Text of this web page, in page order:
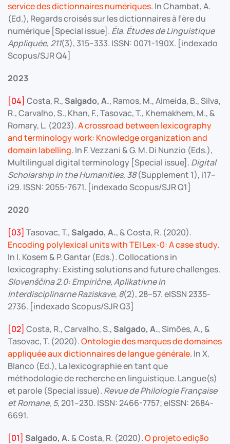
service des dictionnaires numériques. In Chambat, A.
(Ed.), Regards croisés sur les dictionnaires à l’ère du
numérique [Special issue]. Éla. Études de Linguistique
Appliquée, 211(3), 315–333. ISSN: 0071-190X. [indexado
Scopus/SJR Q4]
2023
[04] Costa, R., Salgado, A., Ramos, M., Almeida, B., Silva,
R., Carvalho, S., Khan, F., Tasovac, T., Khemakhem, M., &
Romary, L. (2023).A crossroad between lexicography
and terminology work: Knowledge organization and
domain labelling. In F. Vezzani & G. M. Di Nunzio (Eds.),
Multilingual digital terminology [Special issue]. Digital
Scholarship in the Humanities, 38(Supplement 1), i17–
i29. ISSN: 2055-7671. [indexado Scopus/SJR Q1]
2020
[03] Tasovac, T., Salgado, A., & Costa, R. (2020).
Encoding polylexical units with TEI Lex-0: A case study.
In I. Kosem & P. Gantar (Eds.). Collocations in
lexicography: Existing solutions and future challenges.
Slovenščina 2.0: Empirične, Aplikativne in
Interdisciplinarne Raziskave, 8(2), 28–57. eISSN 2335-
2736. [indexado Scopus/SJR Q3]
[02] Costa, R., Carvalho, S., Salgado, A., Simões, A., &
Tasovac, T. (2020).Ontologie des marques de domaines
appliquée aux dictionnaires de langue générale. In X.
Blanco (Ed.), La lexicographie en tant que
méthodologie de recherche en linguistique. Langue(s)
et parole (Special issue). Revue de Philologie Française
et Romane, 5, 201–230. ISSN: 2466-7757; eISSN: 2684-
6691.
[01] Salgado, A. & Costa, R. (2020).O projeto edição